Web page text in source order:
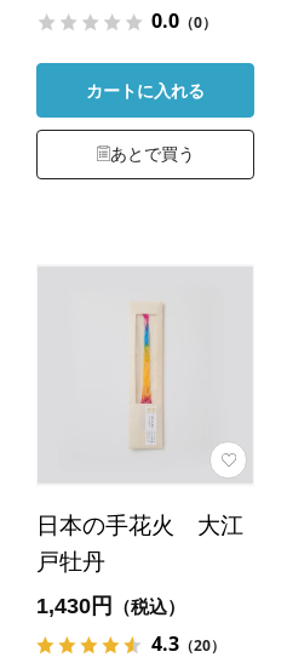
0.0（0）
カートに入れる
あとで買う
日本の手花火 大江
戸牡丹
1,430円 （税込）
4.3（20）